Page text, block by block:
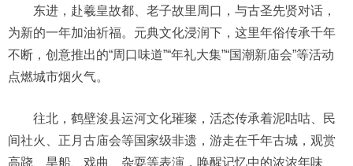
东进，赴羲皇故都、老子故里周口，与古圣先贤对话，
为新的一年加油祈福。元典文化浸润下，这里年俗传承千年
不断，创意推出的“周口味道”“年礼大集”“国潮新庙会”等活动
点燃城市烟火气。
往北，鹤壁浚县运河文化璀璨，活态传承着泥咕咕、民
间社火、正月古庙会等国家级非遗，游走在千年古城，观赏
高跷、旱船、戏曲、杂耍等表演，唤醒记忆中的浓浓年味